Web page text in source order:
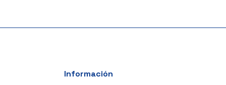
Información